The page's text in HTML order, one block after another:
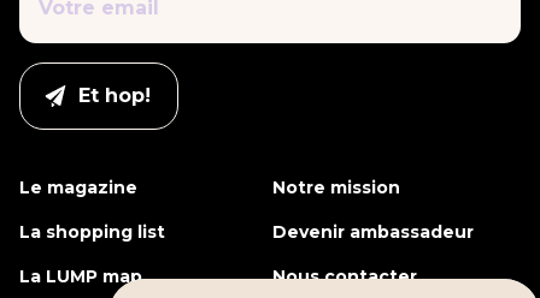
Le magazine Notre mission
La shopping list Devenir ambassadeur
La LUMP map Nous contacter